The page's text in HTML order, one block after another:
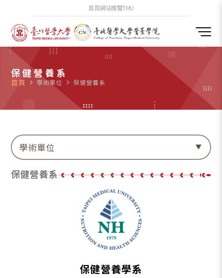
首頁網站導覽TMU
保健營養系
首頁 navigate_next 學術單位 navigate_next 保健營養系
學術單位
保健營養系
保健營養學系